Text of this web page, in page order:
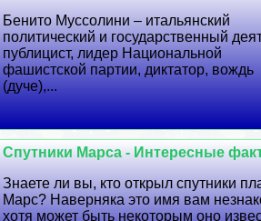
Бенито Муссолини – итальянский
политический и государственный
публицист, лидер Национальной
фашистской партии, диктатор, вождь
(дуче),...
Спутники Марса - Интересные
Знаете ли вы, кто открыл спутники
Марс? Наверняка это имя вам
хотя может быть некоторым оно